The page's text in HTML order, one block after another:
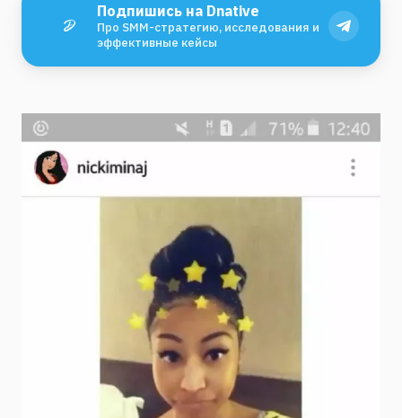
Подпишись на Dnative
Про SMM-стратегию, исследования и
эффективные кейсы